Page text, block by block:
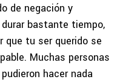
de negación y
bastante tiempo,
que tu ser querido se
Muchas personas
hacer nada